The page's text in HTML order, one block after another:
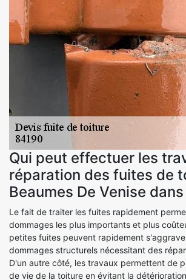
Qui peut effectuer les
réparation des fuites de
Beaumes De Venise
Le fait de traiter les fuites rapidement
dommages les plus importants et plus
petites fuites peuvent rapidement
dommages structurels nécessitant des
D'un autre côté, les travaux permettent de
de vie de la toiture en évitant la